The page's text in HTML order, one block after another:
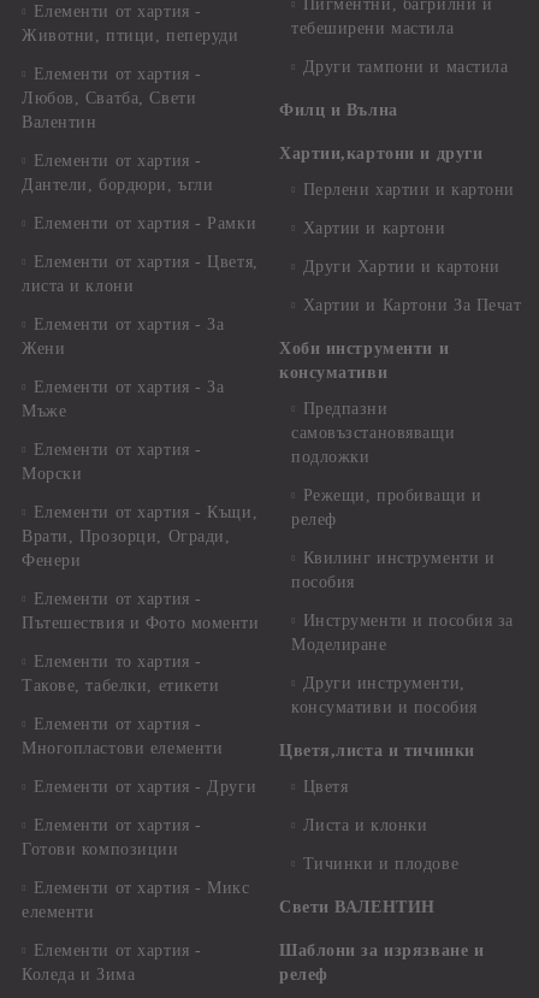
Елементи от хартия -
Животни, птици, пеперуди
Елементи от хартия -
Любов, Сватба, Свети
Валентин
Елементи от хартия -
Дантели, бордюри, ъгли
Елементи от хартия - Рамки
Елементи от хартия - Цветя,
листа и клони
Елементи от хартия - За
Жени
Елементи от хартия - За
Мъже
Елементи от хартия -
Морски
Елементи от хартия - Къщи,
Врати, Прозорци, Огради,
Фенери
Елементи от хартия -
Пътешествия и Фото моменти
Елементи то хартия -
Такове, табелки, етикети
Елементи от хартия -
Многопластови елементи
Елементи от хартия - Други
Елементи от хартия -
Готови композиции
Елементи от хартия - Микс
елементи
Елементи от хартия -
Коледа и Зима
Пигментни, багрилни и
тебеширени мастила
Други тампони и мастила
Филц и Вълна
Хартии,картони и други
Перлени хартии и картони
Хартии и картони
Други Хартии и картони
Хартии и Картони За Печат
Хоби инструменти и
консумативи
Предпазни
самовъзстановяващи
подложки
Режещи, пробиващи и
релеф
Квилинг инструменти и
пособия
Инструменти и пособия за
Моделиране
Други инструменти,
консумативи и пособия
Цветя,листа и тичинки
Цветя
Листа и клонки
Тичинки и плодове
Свети ВАЛЕНТИН
Шаблони за изрязване и
релеф